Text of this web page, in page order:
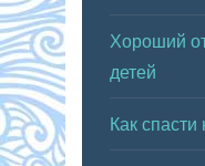
Хороший
детей
Как